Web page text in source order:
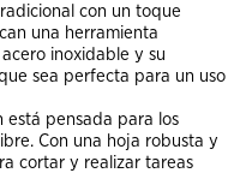
con un toque
una herramienta
inoxidable y su
sea perfecta para un uso
está pensada para los
Con una hoja robusta y
cortar y realizar tareas